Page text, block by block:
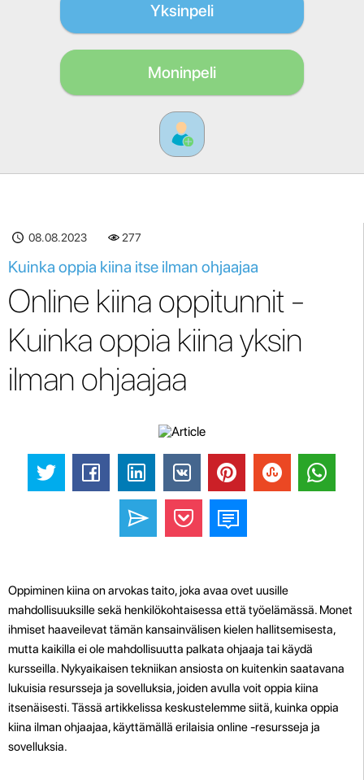
Yksinpeli
Moninpeli
08.08.2023 277
Kuinka oppia kiina itse ilman ohjaajaa
Online kiina oppitunnit -
Kuinka oppia kiina yksin
ilman ohjaajaa
Oppiminen kiina on arvokas taito, joka avaa ovet uusille
mahdollisuuksille sekä henkilökohtaisessa että työelämässä. Monet
ihmiset haaveilevat tämän kansainvälisen kielen hallitsemisesta,
mutta kaikilla ei ole mahdollisuutta palkata ohjaaja tai käydä
kursseilla. Nykyaikaisen tekniikan ansiosta on kuitenkin saatavana
lukuisia resursseja ja sovelluksia, joiden avulla voit oppia kiina
itsenäisesti. Tässä artikkelissa keskustelemme siitä, kuinka oppia
kiina ilman ohjaajaa, käyttämällä erilaisia ​​online -resursseja ja
sovelluksia.